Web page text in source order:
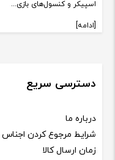
اسپیکر و کنسول‌های بازی...
[ادامه]
دسترسی سریع
درباره ما
شرایط مرجوع کردن اجناس
زمان ارسال کالا